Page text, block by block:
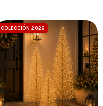
COLECCIÓN 2026